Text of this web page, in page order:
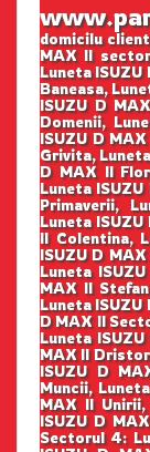
domicilu
MAX II
Luneta ISUZU
Baneasa,
ISUZU D
Domenii,
ISUZU D
Grivita,
D MAX II
Luneta
Primaverii,
Luneta
II Colentina,
ISUZU D
Luneta
MAX II
Luneta ISUZU
D MAX II
Luneta
MAX II
ISUZU D
Muncii,
MAX II
ISUZU D
Sectorul 4: